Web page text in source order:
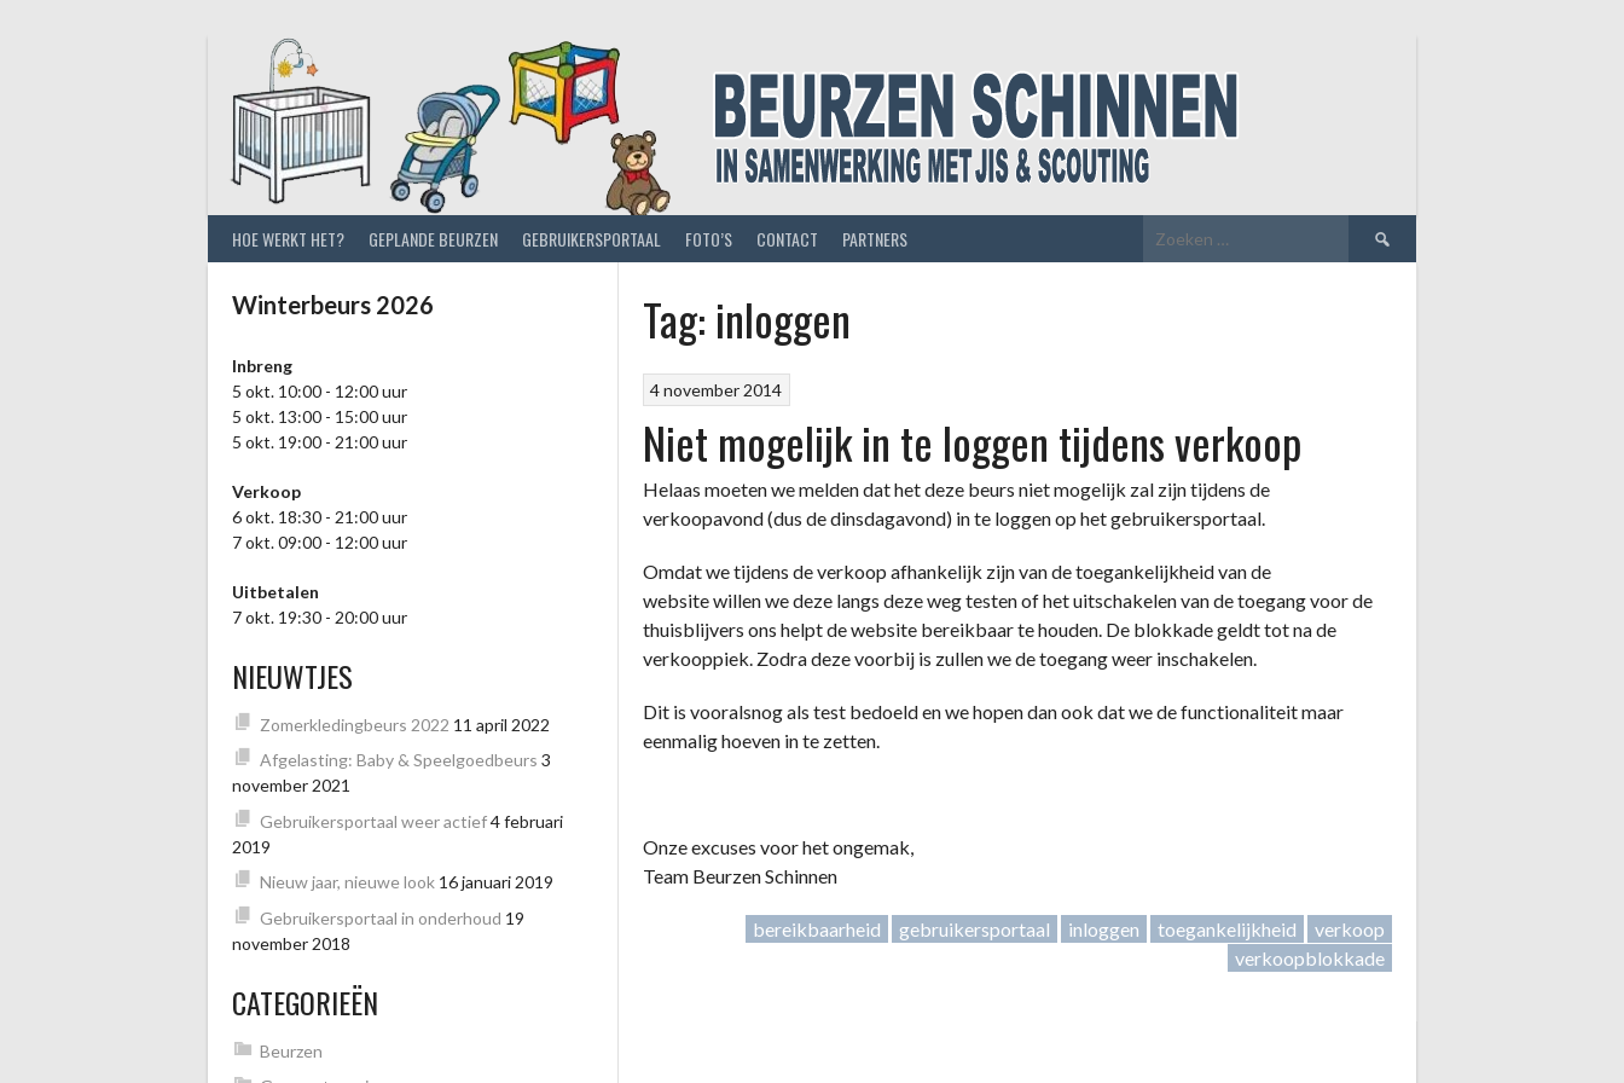
HOE WERKT HET? GEPLANDE BEURZEN GEBRUIKERSPORTAAL FOTO’S CONTACT PARTNERS
Zoeken
naar:
Tag: inloggen
4 november 2014
Niet mogelijk in te loggen tijdens verkoop
Helaas moeten we melden dat het deze beurs niet mogelijk zal zijn tijdens de
verkoopavond (dus de dinsdagavond) in te loggen op het gebruikersportaal.
Omdat we tijdens de verkoop afhankelijk zijn van de toegankelijkheid van de
website willen we deze langs deze weg testen of het uitschakelen van de toegang voor de
thuisblijvers ons helpt de website bereikbaar te houden. De blokkade geldt tot na de
verkooppiek. Zodra deze voorbij is zullen we de toegang weer inschakelen.
Dit is vooralsnog als test bedoeld en we hopen dan ook dat we de functionaliteit maar
eenmalig hoeven in te zetten.
Onze excuses voor het ongemak,
Team Beurzen Schinnen
bereikbaarheid gebruikersportaal inloggen toegankelijkheid
verkoop
verkoopblokkade
Winterbeurs 2026
Inbreng
5 okt. 10:00 - 12:00 uur
5 okt. 13:00 - 15:00 uur
5 okt. 19:00 - 21:00 uur
Verkoop
6 okt. 18:30 - 21:00 uur
7 okt. 09:00 - 12:00 uur
Uitbetalen
7 okt. 19:30 - 20:00 uur
NIEUWTJES
Zomerkledingbeurs 2022 11 april 2022
Afgelasting: Baby & Speelgoedbeurs 3
november 2021
Gebruikersportaal weer actief4 februari
2019
Nieuw jaar, nieuwe look 16 januari 2019
Gebruikersportaal in onderhoud 19
november 2018
CATEGORIEËN
Beurzen